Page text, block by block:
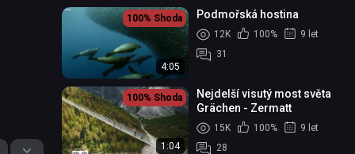
100% Shoda
4:05
Podmořská hostina
12K 100%
9 let
31
100% Shoda
1:04
Nejdelší visutý most světa
Grächen - Zermatt
15K 100%
9 let
28